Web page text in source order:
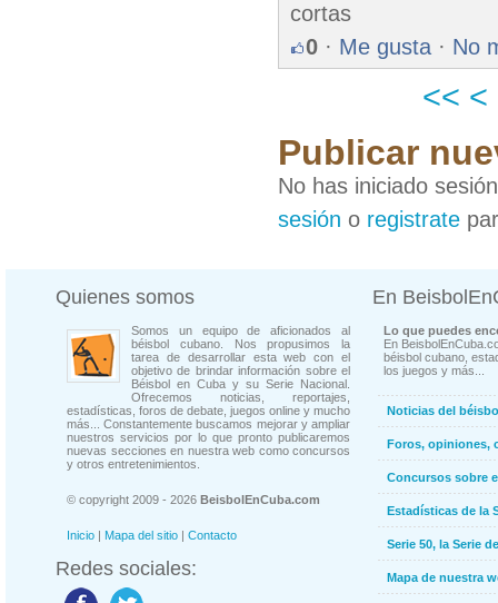
cortas
0 · Me gusta · No
<< <
Publicar
No has iniciado
sesión o registrate
Quienes somos
Somos un equipo de aficionados al
béisbol cubano. Nos propusimos la
tarea de desarrollar esta web con el
objetivo de brindar información sobre el
Béisbol en Cuba y su Serie Nacional.
Ofrecemos noticias, reportajes,
estadísticas, foros de debate, juegos online y mucho
más... Constantemente buscamos mejorar y ampliar
nuestros servicios por lo que pronto publicaremos
nuevas secciones en nuestra web como concursos
y otros entretenimientos.
© copyright 2009 - 2026 BeisbolEnCuba.com
Inicio | Mapa del sitio | Contacto
Redes sociales:
En
Lo que puedes
En
béisbol cubano,
los juegos y más...
Noticias del
Foros, opiniones,
Concursos sobre
Estadísticas de la
Serie 50, la Serie
Mapa de nuestra